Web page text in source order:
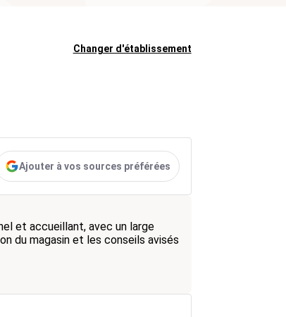
Changer d'établissement
Ajouter à vos sources préférées
et accueillant, avec un large
du magasin et les conseils avisés